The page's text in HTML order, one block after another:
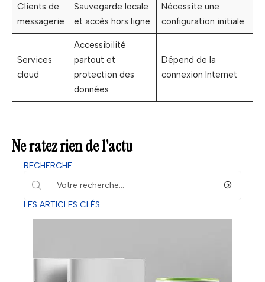
Clients de
messagerie
Sauvegarde locale
et accès hors ligne
Nécessite une
configuration initiale
Services
cloud
Accessibilité
partout et
protection des
données
Dépend de la
connexion Internet
Ne ratez rien de l'actu
RECHERCHE
LES ARTICLES CLÉS